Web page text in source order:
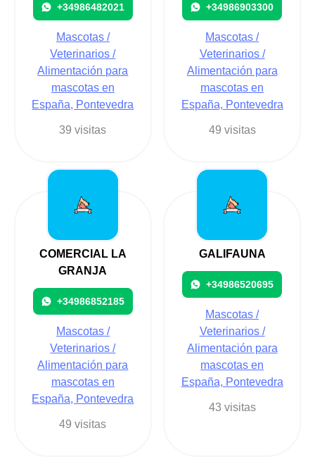
+34986482021
Mascotas /
Veterinarios /
Alimentación para
mascotas en
España, Pontevedra
39 visitas
+34986903300
Mascotas /
Veterinarios /
Alimentación para
mascotas en
España, Pontevedra
49 visitas
COMERCIAL LA
GRANJA
+34986852185
Mascotas /
Veterinarios /
Alimentación para
mascotas en
España, Pontevedra
49 visitas
GALIFAUNA
+34986520695
Mascotas /
Veterinarios /
Alimentación para
mascotas en
España, Pontevedra
43 visitas